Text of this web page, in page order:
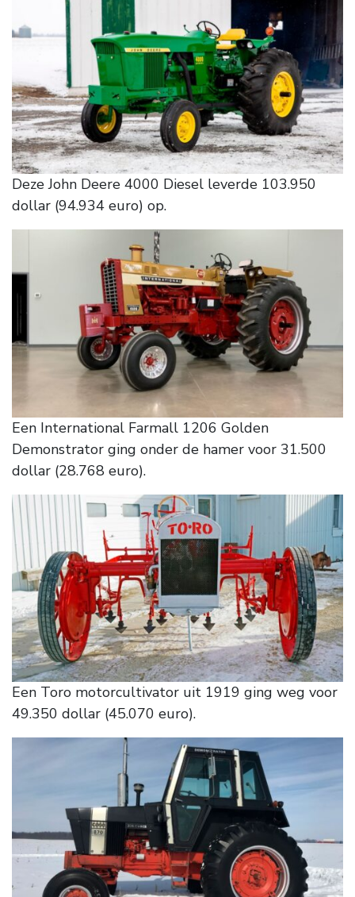
Deze John Deere 4000 Diesel leverde 103.950
dollar (94.934 euro) op.
Een International Farmall 1206 Golden
Demonstrator ging onder de hamer voor 31.500
dollar (28.768 euro).
Een Toro motorcultivator uit 1919 ging weg voor
49.350 dollar (45.070 euro).